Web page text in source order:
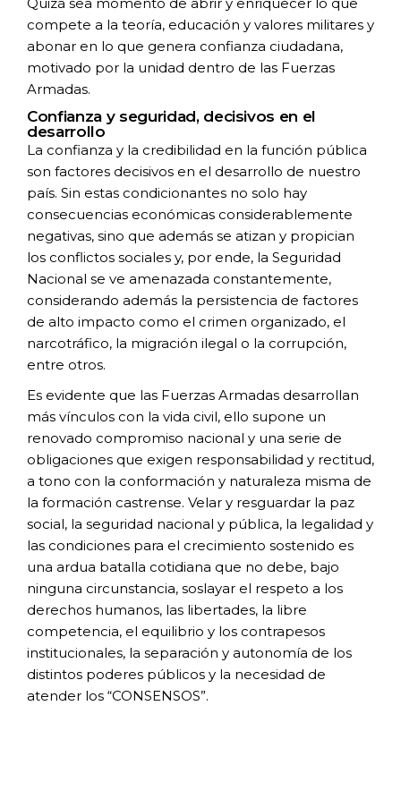
compete a la teoría, educación y valores militares y
abonar en lo que genera confianza ciudadana,
motivado por la unidad dentro de las Fuerzas
Armadas.
Confianza y seguridad, decisivos en el
desarrollo
La confianza y la credibilidad en la función pública
son factores decisivos en el desarrollo de nuestro
país. Sin estas condicionantes no solo hay
consecuencias económicas considerablemente
negativas, sino que además se atizan y propician
los conflictos sociales y, por ende, la Seguridad
Nacional se ve amenazada constantemente,
considerando además la persistencia de factores
de alto impacto como el crimen organizado, el
narcotráfico, la migración ilegal o la corrupción,
entre otros.
Es evidente que las Fuerzas Armadas desarrollan
más vínculos con la vida civil, ello supone un
renovado compromiso nacional y una serie de
obligaciones que exigen responsabilidad y rectitud,
a tono con la conformación y naturaleza misma de
la formación castrense. Velar y resguardar la paz
social, la seguridad nacional y pública, la legalidad y
las condiciones para el crecimiento sostenido es
una ardua batalla cotidiana que no debe, bajo
ninguna circunstancia, soslayar el respeto a los
derechos humanos, las libertades, la libre
competencia, el equilibrio y los contrapesos
institucionales, la separación y autonomía de los
distintos poderes públicos y la necesidad de
atender los “CONSENSOS”.